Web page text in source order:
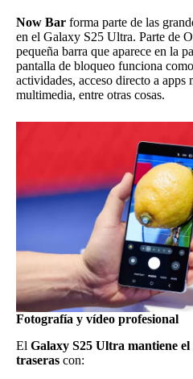
Now Bar forma parte de las
en el Galaxy S25 Ultra. Parte de
pequeña barra que aparece en la
pantalla de bloqueo funciona
actividades, acceso directo a apps
multimedia, entre otras cosas.
Fotografía y vídeo profesional
El Galaxy S25 Ultra mantiene
traseras con: